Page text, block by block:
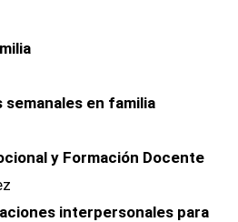
en familia
y Formación Docente
interpersonales para